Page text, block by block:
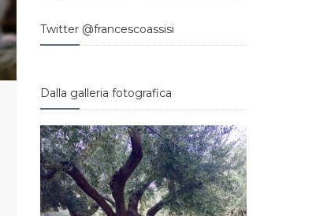
Twitter @francescoassisi
Dalla galleria fotografica